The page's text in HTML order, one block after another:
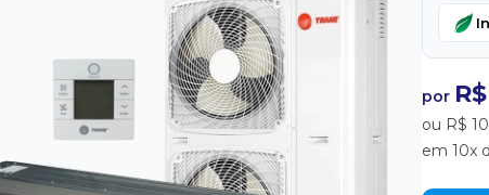
por
ou R$
em 10x